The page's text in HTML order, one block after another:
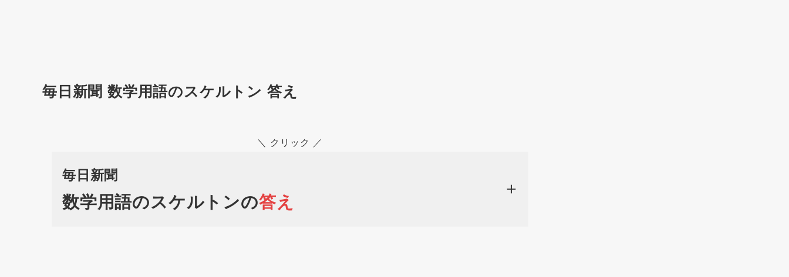
毎日新聞 数学用語のスケルトン 答え
＼ クリック ／
毎日新聞
数学用語のスケルトンの答え